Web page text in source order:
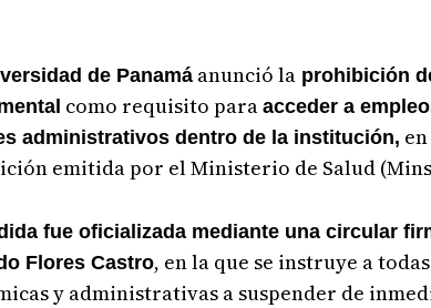
de Panamáanunció laprohibición
como requisito para acceder a
administrativos dentro de la institución,
emitida por el Ministerio de Salud
fue oficializada mediante una circular
Flores Castro, en la que se instruye a
y administrativas a suspender de